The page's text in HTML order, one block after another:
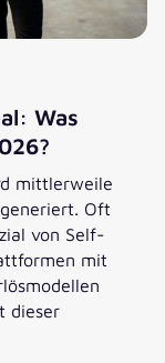
Was
mittlerweile
Oft
von Self-
mit
dieser